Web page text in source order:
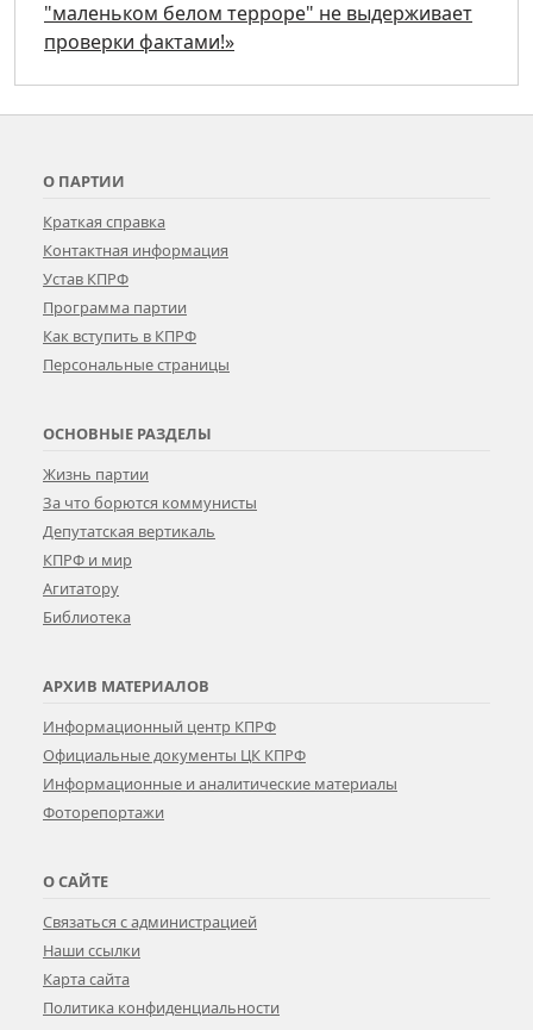
"маленьком белом терроре" не выдерживает
проверки фактами!»
О ПАРТИИ
Краткая справка
Контактная информация
Устав КПРФ
Программа партии
Как вступить в КПРФ
Персональные страницы
ОСНОВНЫЕ РАЗДЕЛЫ
Жизнь партии
За что борются коммунисты
Депутатская вертикаль
КПРФ и мир
Агитатору
Библиотека
АРХИВ МАТЕРИАЛОВ
Информационный центр КПРФ
Официальные документы ЦК КПРФ
Информационные и аналитические материалы
Фоторепортажи
О САЙТЕ
Связаться с администрацией
Наши ссылки
Карта сайта
Политика конфиденциальности